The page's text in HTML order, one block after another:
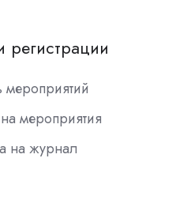
мероприятия
на журнал